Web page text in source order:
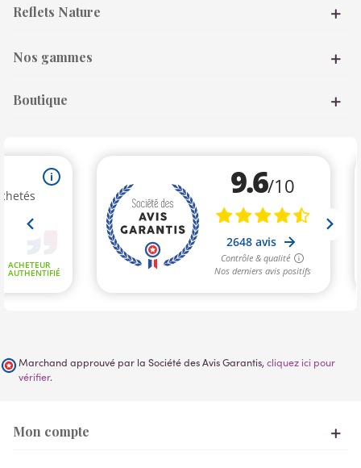
Reflets Nature
Nos gammes
Boutique
Marchand approuvé par la Société des Avis Garantis, cliquez ici pour
vérifier.
Mon compte